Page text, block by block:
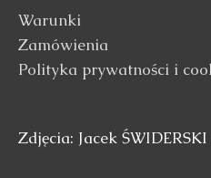
Warunki
Zamówienia
Polityka prywatności i
Zdjęcia: Jacek